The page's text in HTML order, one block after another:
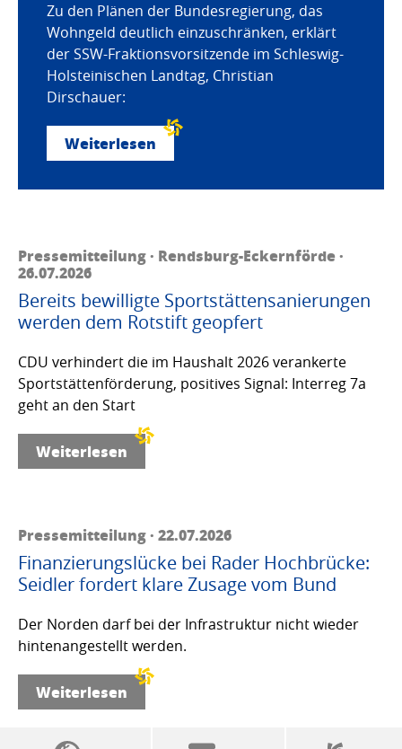
Zu den Plänen der Bundesregierung, das
Wohngeld deutlich einzuschränken, erklärt
der SSW-Fraktionsvorsitzende im Schleswig-
Holsteinischen Landtag, Christian
Dirschauer:
Weiterlesen
Pressemitteilung · Rendsburg-Eckernförde ·
26.07.2026
Bereits bewilligte Sportstättensanierungen
werden dem Rotstift geopfert
CDU verhindert die im Haushalt 2026 verankerte
Sportstättenförderung, positives Signal: Interreg 7a
geht an den Start
Weiterlesen
Pressemitteilung · 22.07.2026
Finanzierungslücke bei Rader Hochbrücke:
Seidler fordert klare Zusage vom Bund
Der Norden darf bei der Infrastruktur nicht wieder
hintenangestellt werden.
Weiterlesen